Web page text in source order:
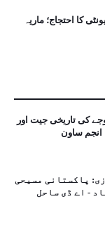
کا احتجاج؛ ماریہ
کی تاریخی جیت اور
انجم ساون
پاکستانی مسیحی
- اے ڈی ساحل